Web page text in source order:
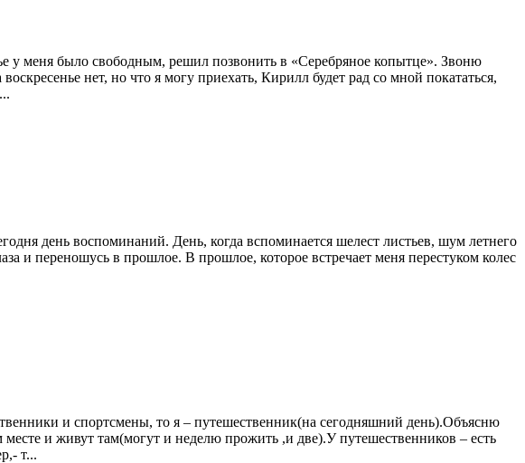
у меня было свободным, решил позвонить в «Серебряное копытце». Звоню
нет, но что я могу приехать, Кирилл будет рад со мной покататься,
день воспоминаний. День, когда вспоминается шелест листьев, шум летнего
и переношусь в прошлое. В прошлое, которое встречает меня перестуком колес
и спортсмены, то я – путешественник(на сегодняшний день).Объясню
и живут там(могут и неделю прожить ,и две).У путешественников – есть
т...